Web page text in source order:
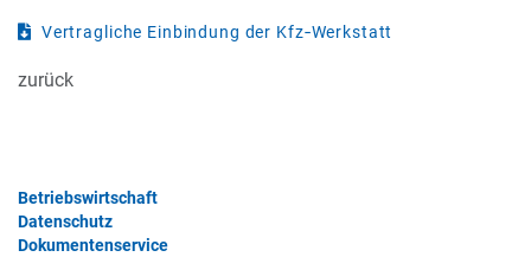
Vertragliche Einbindung der Kfz‐Werkstatt
zurück
Betriebswirtschaft
Datenschutz
Dokumentenservice